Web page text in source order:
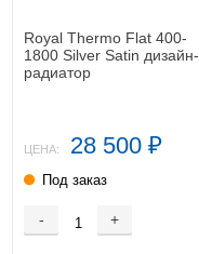
Royal Thermo Flat 400-
1800 Silver Satin дизайн-
радиатор
ЦЕНА: 28 500 ₽
Под заказ
- +